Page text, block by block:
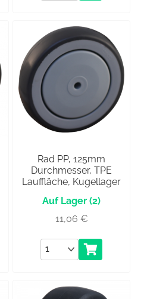
Rad PP, 125mm
Durchmesser, TPE
Lauffläche, Kugellager
(2)
11,06 €
Anzahl